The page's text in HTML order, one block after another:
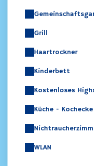
Grill
Haartrockner
Kinderbett
Kostenloses
Küche - Kochecke
WLAN